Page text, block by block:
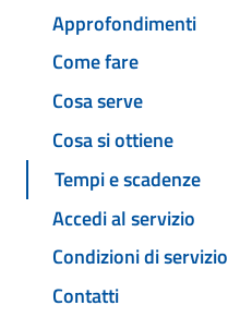
Approfondimenti
Come fare
Cosa serve
Cosa si ottiene
Tempi e scadenze
Accedi al servizio
Condizioni di servizio
Contatti